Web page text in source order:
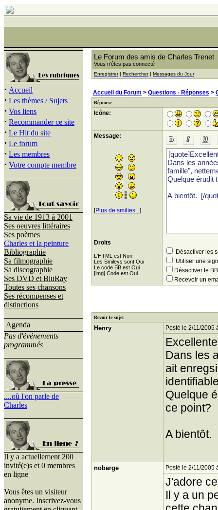
· Accueil
· Les thèmes / Sujets
· Vos liens
· Recommander ce site
· Le Hit du site
· Le forum
· Les membres
· Votre compte membre
Sa vie de 1913 à 2001
Ses oeuvres littéraires
Ses poèmes
Charles et la peinture
Bibliographie
Sa filmographie
Sa discographie
Ses DVD et BluRay
Toutes ses chansons
Ses récompenses et
distinctions
Agenda
Pas d'événements
programmés
....où l'on parle de
Charles
Il y a actuellement 200
invité(e)s et 0 membres
en ligne
Vous êtes un visiteur
anonyme. Inscrivez-vous
Le Forum des amis de Charles Trenet
Vous n'êtes pas connecté
Enregistrer| Rechercher| Messages du Jour
Accueil du Forum > Questions - Réponses >
Réponse
Icône:
Message:
[Plus de smilies...]
Droits
L'HTML est Non
Les Smileys sont Oui
Le code BB est Oui
[img] Code est Oui
Désactiver les
Utiliser une
Désactiver le
Recevoir un
Revoir le sujet
Henry Posté le 2/11/2005
Dans les
ait
Quelque
ce point?
A bientôt.
nobarge Posté le 2/11/2005
J'adore
Il y a un